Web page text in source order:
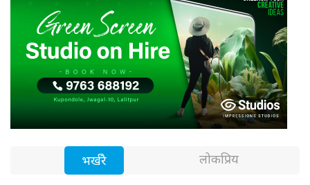
भर्खरै लोकप्रिय